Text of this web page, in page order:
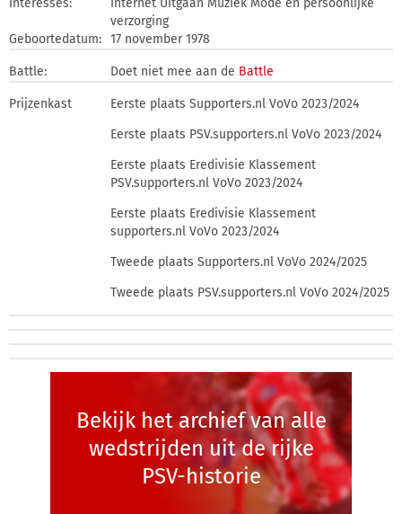
Interesses:
Internet Uitgaan Muziek Mode en persoonlijke
verzorging
Geboortedatum: 17 november 1978
Battle: Doet niet mee aan de Battle
Prijzenkast
Eerste plaats Supporters.nl VoVo 2023/2024
Eerste plaats PSV.supporters.nl VoVo 2023/2024
Eerste plaats Eredivisie Klassement
PSV.supporters.nl VoVo 2023/2024
Eerste plaats Eredivisie Klassement
supporters.nl VoVo 2023/2024
Tweede plaats Supporters.nl VoVo 2024/2025
Tweede plaats PSV.supporters.nl VoVo 2024/2025
Bekijk het archief van alle
wedstrijden uit de rijke
PSV-historie